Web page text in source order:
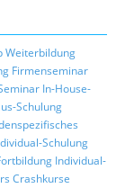
Weiterbildung
Firmenseminar
In-House-
Schulung
Schulung
Individual-
Crashkurse